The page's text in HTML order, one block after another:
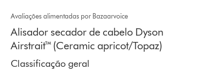
Avaliações alimentadas por Bazaarvoice
Alisador secador de cabelo Dyson
Airstrait™ (Ceramic apricot/Topaz)
Classificação geral